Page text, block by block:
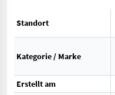
Standort
Kategorie / Marke
Erstellt am